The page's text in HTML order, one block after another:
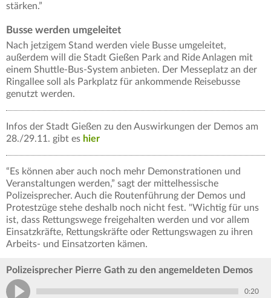
stärken.”
Busse werden umgeleitet
Nach jetzigem Stand werden viele Busse umgeleitet,
außerdem will die Stadt Gießen Park and Ride Anlagen mit
einem Shuttle-Bus-System anbieten. Der Messeplatz an der
Ringallee soll als Parkplatz für ankommende Reisebusse
genutzt werden.
Infos der Stadt Gießen zu den Auswirkungen der Demos am
28./29.11. gibt es hier
“Es können aber auch noch mehr Demonstrationen und
Veranstaltungen werden,” sagt der mittelhessische
Polizeisprecher. Auch die Routenführung der Demos und
Protestzüge stehe deshalb noch nicht fest. "Wichtig für uns
ist, dass Rettungswege freigehalten werden und vor allem
Einsatzkräfte, Rettungskräfte oder Rettungswagen zu ihren
Arbeits- und Einsatzorten kämen.
Polizeisprecher Pierre Gath zu den angemeldeten Demos
0:20